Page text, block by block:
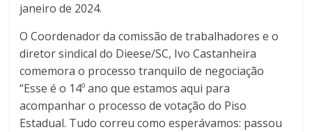
janeiro de 2024.
O Coordenador da comissão de trabalhadores e o
diretor sindical do Dieese/SC, Ivo Castanheira
comemora o processo tranquilo de negociação
“Esse é o 14º ano que estamos aqui para
acompanhar o processo de votação do Piso
Estadual. Tudo correu como esperávamos: passou